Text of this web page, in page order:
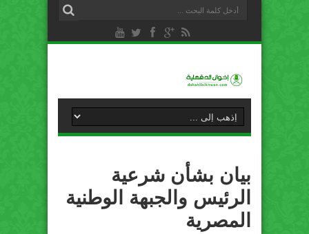
بيان بشأن شرعية
الرئيس والجبهة الوطنية
المصرية